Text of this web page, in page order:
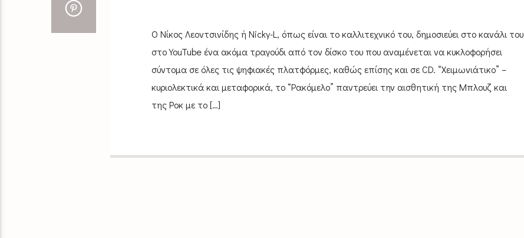
Ο Νίκος Λεοντσινίδης ή Nicky-L, όπως είναι το καλλιτεχνικό του, δημοσιεύει στο κανάλι του
στο YouTube ένα ακόμα τραγούδι από τον δίσκο του που αναμένεται να κυκλοφορήσει
σύντομα σε όλες τις ψηφιακές πλατφόρμες, καθώς επίσης και σε CD. “Χειμωνιάτικο” –
κυριολεκτικά και μεταφορικά, το “Ρακόμελο” παντρεύει την αισθητική της Μπλουζ και
της Ροκ με το […]